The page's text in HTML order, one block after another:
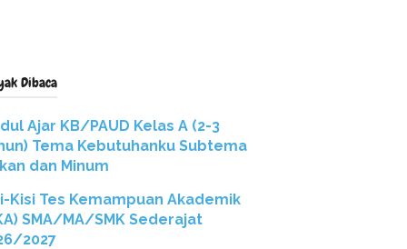
Dibaca
Ajar KB/PAUD Kelas A (2-3
Tema Kebutuhanku Subtema
dan Minum
Kisi Tes Kemampuan Akademik
SMA/MA/SMK Sederajat
2027